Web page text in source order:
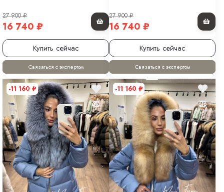
27 900₽
16 740 ₽
Купить сейчас
Связаться с экспертом
27 900₽
16 740 ₽
Купить сейчас
Связаться с экспертом
-11 160 ₽ -11 160 ₽